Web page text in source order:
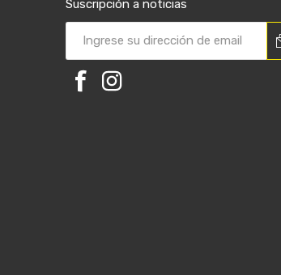
Suscripción a noticias